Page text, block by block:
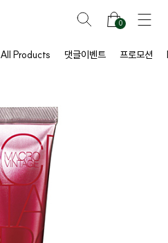
0
All Products 댓글이벤트 프로모션